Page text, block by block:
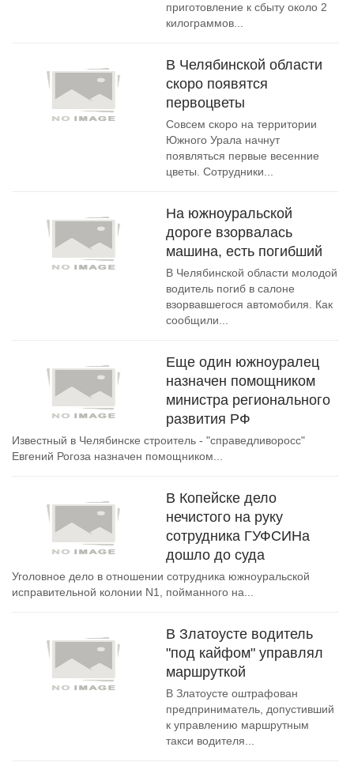
приготовление к сбыту около 2
килограммов...
В Челябинской области
скоро появятся
первоцветы
Совсем скоро на территории
Южного Урала начнут
появляться первые весенние
цветы. Сотрудники...
На южноуральской
дороге взорвалась
машина, есть погибший
В Челябинской области молодой
водитель погиб в салоне
взорвавшегося автомобиля. Как
сообщили...
Еще один южноуралец
назначен помощником
министра регионального
развития РФ
Известный в Челябинске строитель - "справедливоросс"
Евгений Рогоза назначен помощником...
В Копейске дело
нечистого на руку
сотрудника ГУФСИНа
дошло до суда
Уголовное дело в отношении сотрудника южноуральской
исправительной колонии N1, пойманного на...
В Златоусте водитель
"под кайфом" управлял
маршруткой
В Златоусте оштрафован
предприниматель, допустивший
к управлению маршрутным
такси водителя...